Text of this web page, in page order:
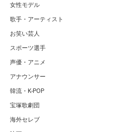
女性モデル
歌手・アーティスト
お笑い芸人
スポーツ選手
声優・アニメ
アナウンサー
韓流・K-POP
宝塚歌劇団
海外セレブ